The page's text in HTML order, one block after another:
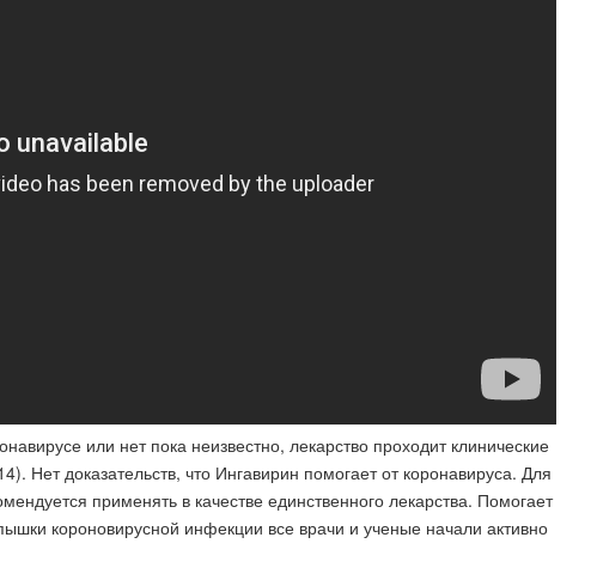
Нет доказательств, что Ингавирин помогает от коронавируса. Для
применять в качестве единственного лекарства. Помогает
короновирусной инфекции все врачи и ученые начали активно